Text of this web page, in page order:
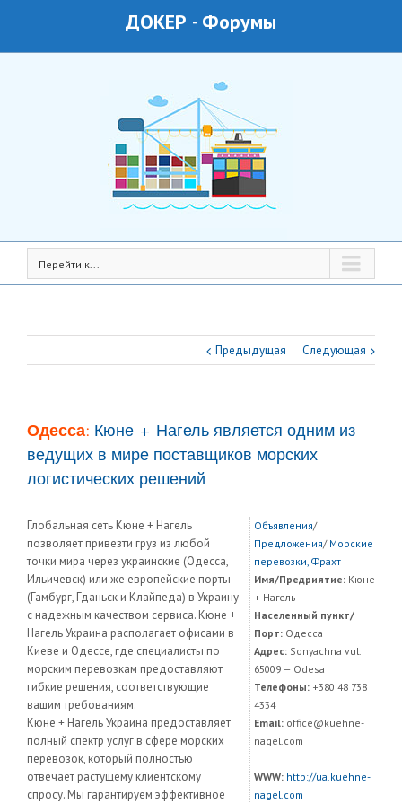
ДОКЕР - Форумы
Перейти к...
Предыдущая Следующая
Одесса: Кюне + Нагель является одним из
ведущих в мире поставщиков морских
логистических решений.
Глобальная сеть Кюне + Нагель
позволяет привезти груз из любой
точки мира через украинские (Одесса,
Ильичевск) или же европейские порты
(Гамбург, Гданьск и Клайпеда) в Украину
с надежным качеством сервиса. Кюне +
Нагель Украина располагает офисами в
Киеве и Одессе, где специалисты по
морским перевозкам предоставляют
гибкие решения, соответствующие
вашим требованиям.
Кюне + Нагель Украина предоставляет
полный спектр услуг в сфере морских
перевозок, который полностью
отвечает растущему клиентскому
спросу. Мы гарантируем эффективное
Объявления/
Предложения/ Морские
перевозки, Фрахт
Имя/Предриятие:Кюне
+ Нагель
Населенный пункт/
Порт:Одесса
Адрес:Sonyachna vul.
65009 — Odesa
Телефоны:+380 48 738
4334
Email:office@kuehne-
nagel.com
WWW: http://ua.kuehne-
nagel.com